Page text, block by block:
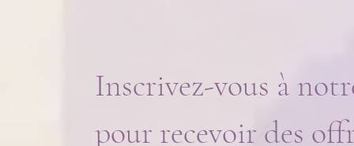
Ravivez l’étincelle : la bougie
couple spécial Saint-Valentin
Inscrivez-vous à
pour recevoir des